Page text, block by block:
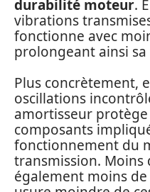
durabilité moteur.
vibrations
fonctionne avec
prolongeant ainsi
Plus concrètement,
oscillations
amortisseur protège
composants
fonctionnement du
transmission.
également moins